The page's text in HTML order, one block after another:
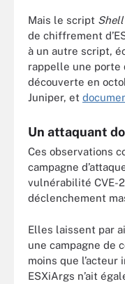
Mais le script Shell
de chiffrement
à un autre script,
rappelle une porte
découverte en
Juniper, et
Un attaquant
Ces observations
campagne
vulnérabilité CVE-
déclenchement
Elles laissent par
une campagne de
moins que l’acteur
ESXiArgs n’ait